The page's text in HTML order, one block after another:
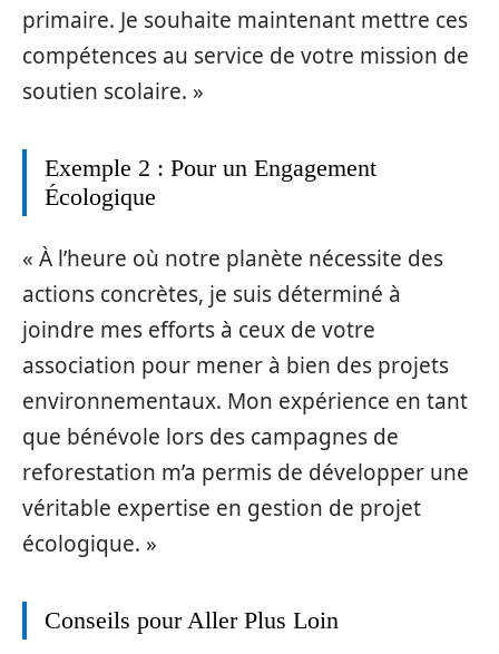
primaire. Je souhaite maintenant mettre ces
compétences au service de votre mission de
soutien scolaire. »
Exemple 2 : Pour un Engagement
Écologique
« À l’heure où notre planète nécessite des
actions concrètes, je suis déterminé à
joindre mes efforts à ceux de votre
association pour mener à bien des projets
environnementaux. Mon expérience en tant
que bénévole lors des campagnes de
reforestation m’a permis de développer une
véritable expertise en gestion de projet
écologique. »
Conseils pour Aller Plus Loin